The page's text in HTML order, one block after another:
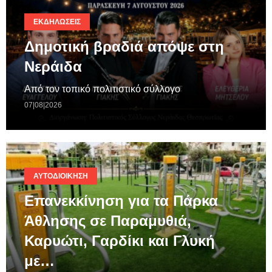
ΕΚΔΗΛΏΣΕΙΣ
Δημοτική βραδιά απόψε στη
Νεράιδα
Από τον τοπικό πολιτιστικό σύλλογο
07|08|2026
ΑΥΤΟΔΙΟΊΚΗΣΗ
Επανεκκίνηση για τα Πάρκα
Άθλησης σε Παραμυθιά,
Καρυώτι, Γαρδίκι και Γλυκή
με…